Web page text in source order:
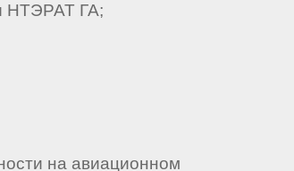
НТЭРАТ ГА;
на авиационном